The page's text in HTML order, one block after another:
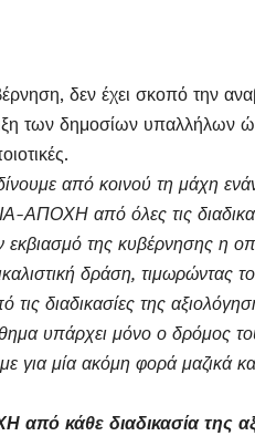
δεν έχει σκοπό την
των δημοσίων υπαλλήλων
από κοινού τη μάχη
ΑΠΟΧΗ από όλες τις
της κυβέρνησης η
δράση,
διαδικασίες της
υπάρχει μόνο ο δρόμος
για μία ακόμη φορά μαζικά
από κάθε διαδικασία της